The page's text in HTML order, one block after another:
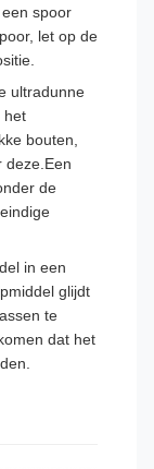
spoor
let op de
ultradunne
het
bouten,
deze.Een
de
in een
glijdt
te
dat het